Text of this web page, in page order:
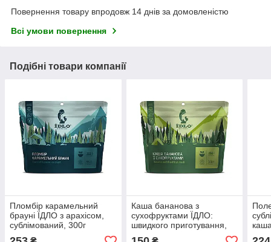
Повернення товару впродовж 14 днів за домовленістю
Всі умови повернення
Подібні товари компанії
Пломбір карамельний
брауні ЇДЛО з арахісом,
сублімований, 300г
Каша бананова з
сухофруктами ЇДЛО:
швидкого приготування,
натуральна, для походу, з